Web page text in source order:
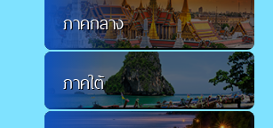
ภาคกลาง
ภาคใต้